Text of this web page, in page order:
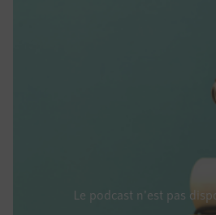
Le podcast n'est pas